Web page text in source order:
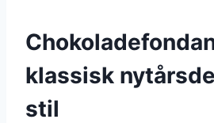
klassisk
stil